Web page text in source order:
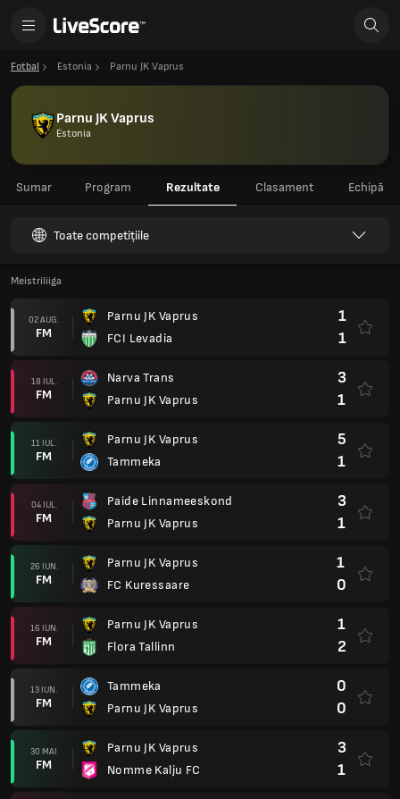
Fotbal Estonia Parnu JK Vaprus
Parnu JK Vaprus
Estonia
Sumar Program Rezultate Clasament Echipă
Toate competițiile
Meistriliiga
02 AUG.
FM
Parnu JK Vaprus
FCI Levadia
1
1
18 IUL.
FM
Narva Trans
Parnu JK Vaprus
3
1
11 IUL.
FM
Parnu JK Vaprus
Tammeka
5
1
04 IUL.
FM
Paide Linnameeskond
Parnu JK Vaprus
3
1
26 IUN.
FM
Parnu JK Vaprus
FC Kuressaare
1
0
16 IUN.
FM
Parnu JK Vaprus
Flora Tallinn
1
2
13 IUN.
FM
Tammeka
Parnu JK Vaprus
0
0
30 MAI
FM
Parnu JK Vaprus
Nomme Kalju FC
3
1